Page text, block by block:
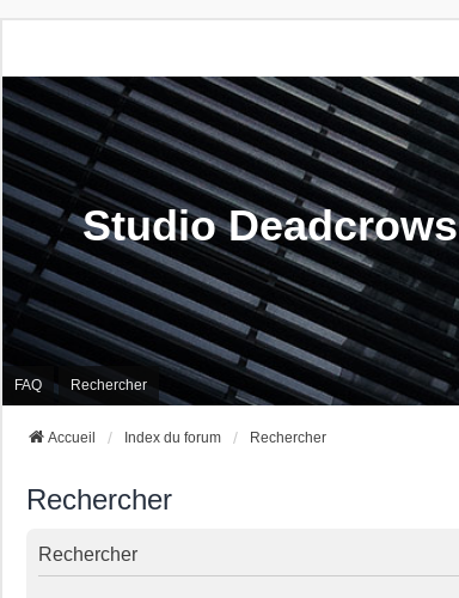
Studio Deadcrows
FAQ Rechercher
Accueil Index du forum Rechercher
Rechercher
Rechercher